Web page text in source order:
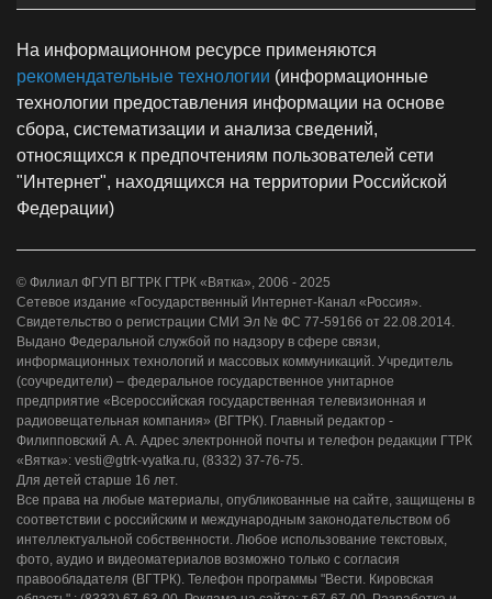
На информационном ресурсе применяются
рекомендательные технологии (информационные
технологии предоставления информации на основе
сбора, систематизации и анализа сведений,
относящихся к предпочтениям пользователей сети
"Интернет", находящихся на территории Российской
Федерации)
© Филиал ФГУП ВГТРК ГТРК «Вятка», 2006 - 2025
Сетевое издание «Государственный Интернет-Канал «Россия».
Свидетельство о регистрации СМИ Эл № ФС 77-59166 от 22.08.2014.
Выдано Федеральной службой по надзору в сфере связи,
информационных технологий и массовых коммуникаций. Учредитель
(соучредители) – федеральное государственное унитарное
предприятие «Всероссийская государственная телевизионная и
радиовещательная компания» (ВГТРК). Главный редактор -
Филипповский А. А. Адрес электронной почты и телефон редакции ГТРК
«Вятка»: vesti@gtrk-vyatka.ru, (8332) 37-76-75.
Для детей старше 16 лет.
Все права на любые материалы, опубликованные на сайте, защищены в
соответствии с российским и международным законодательством об
интеллектуальной собственности. Любое использование текстовых,
фото, аудио и видеоматериалов возможно только с согласия
правообладателя (ВГТРК). Телефон программы "Вести. Кировская